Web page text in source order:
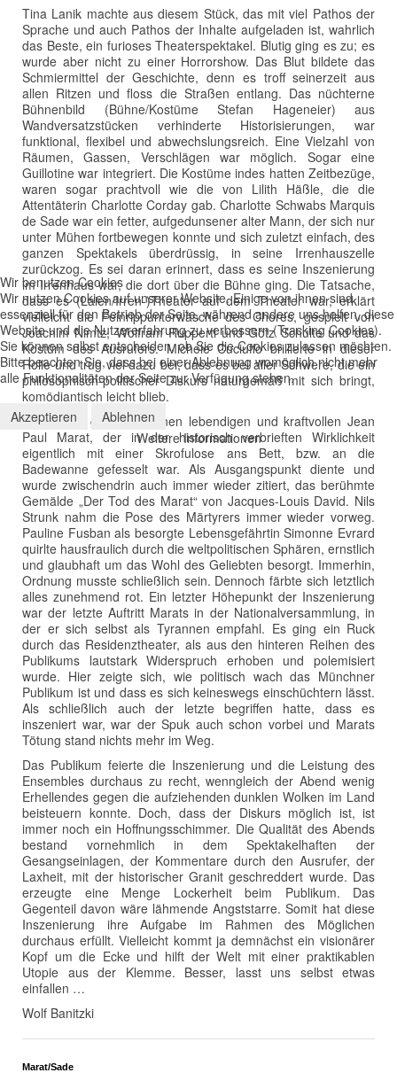
Tina Lanik machte aus diesem Stück, das mit viel Pathos der
Sprache und auch Pathos der Inhalte aufgeladen ist, wahrlich
das Beste, ein furioses Theaterspektakel. Blutig ging es zu; es
wurde aber nicht zu einer Horrorshow. Das Blut bildete das
Schmiermittel der Geschichte, denn es troff seinerzeit aus
allen Ritzen und floss die Straßen entlang. Das nüchterne
Bühnenbild (Bühne/Kostüme Stefan Hageneier) aus
Wandversatzstücken verhinderte Historisierungen, war
funktional, flexibel und abwechslungsreich. Eine Vielzahl von
Räumen, Gassen, Verschlägen war möglich. Sogar eine
Guillotine war integriert. Die Kostüme indes hatten Zeitbezüge,
waren sogar prachtvoll wie die von Lilith Häßle, die die
Attentäterin Charlotte Corday gab. Charlotte Schwabs Marquis
de Sade war ein fetter, aufgedunsener alter Mann, der sich nur
unter Mühen fortbewegen konnte und sich zuletzt einfach, des
ganzen Spektakels überdrüssig, in seine Irrenhauszelle
zurückzog. Es sei daran erinnert, dass es seine Inszenierung
im Irrenhaus war, die dort über die Bühne ging. Die Tatsache,
dass es (Laien/Irren-)Theater auf dem Theater war, erklärt
vielleicht die Feinrippunterwäsche des Chores, gespielt von
Joachim Nimtz, Wolfram Rupperti und Götz Schulte und das
Kostüm des Ausrufers. Michele Cuciuffo brillierte in dieser
Rolle und trug viel dazu bei, dass es bei aller Schwere, die ein
philosophisch-politischer Diskurs naturgemäß mit sich bringt,
komödiantisch leicht blieb.
Nils Strunk gestaltete einen lebendigen und kraftvollen Jean
Paul Marat, der in der historisch verbrieften Wirklichkeit
eigentlich mit einer Skrofulose ans Bett, bzw. an die
Badewanne gefesselt war. Als Ausgangspunkt diente und
wurde zwischendrin auch immer wieder zitiert, das berühmte
Gemälde „Der Tod des Marat“ von Jacques-Louis David. Nils
Strunk nahm die Pose des Märtyrers immer wieder vorweg.
Pauline Fusban als besorgte Lebensgefährtin Simonne Evrard
quirlte hausfraulich durch die weltpolitischen Sphären, ernstlich
und glaubhaft um das Wohl des Geliebten besorgt. Immerhin,
Ordnung musste schließlich sein. Dennoch färbte sich letztlich
alles zunehmend rot. Ein letzter Höhepunkt der Inszenierung
war der letzte Auftritt Marats in der Nationalversammlung, in
der er sich selbst als Tyrannen empfahl. Es ging ein Ruck
durch das Residenztheater, als aus den hinteren Reihen des
Publikums lautstark Widerspruch erhoben und polemisiert
wurde. Hier zeigte sich, wie politisch wach das Münchner
Publikum ist und dass es sich keineswegs einschüchtern lässt.
Als schließlich auch der letzte begriffen hatte, dass es
inszeniert war, war der Spuk auch schon vorbei und Marats
Tötung stand nichts mehr im Weg.
Das Publikum feierte die Inszenierung und die Leistung des
Ensembles durchaus zu recht, wenngleich der Abend wenig
Erhellendes gegen die aufziehenden dunklen Wolken im Land
beisteuern konnte. Doch, dass der Diskurs möglich ist, ist
immer noch ein Hoffnungsschimmer. Die Qualität des Abends
bestand vornehmlich in dem Spektakelhaften der
Gesangseinlagen, der Kommentare durch den Ausrufer, der
Laxheit, mit der historischer Granit geschreddert wurde. Das
erzeugte eine Menge Lockerheit beim Publikum. Das
Gegenteil davon wäre lähmende Angststarre. Somit hat diese
Inszenierung ihre Aufgabe im Rahmen des Möglichen
durchaus erfüllt. Vielleicht kommt ja demnächst ein visionärer
Kopf um die Ecke und hilft der Welt mit einer praktikablen
Utopie aus der Klemme. Besser, lasst uns selbst etwas
einfallen …
Wolf Banitzki
Marat/Sade
Wir benutzen Cookies
Wir nutzen Cookies auf unserer Website. Einige von ihnen sind
essenziell für den Betrieb der Seite, während andere uns helfen, diese
Website und die Nutzererfahrung zu verbessern (Tracking Cookies).
Sie können selbst entscheiden, ob Sie die Cookies zulassen möchten.
Bitte beachten Sie, dass bei einer Ablehnung womöglich nicht mehr
alle Funktionalitäten der Seite zur Verfügung stehen.
Akzeptieren
Ablehnen
Weitere Informationen